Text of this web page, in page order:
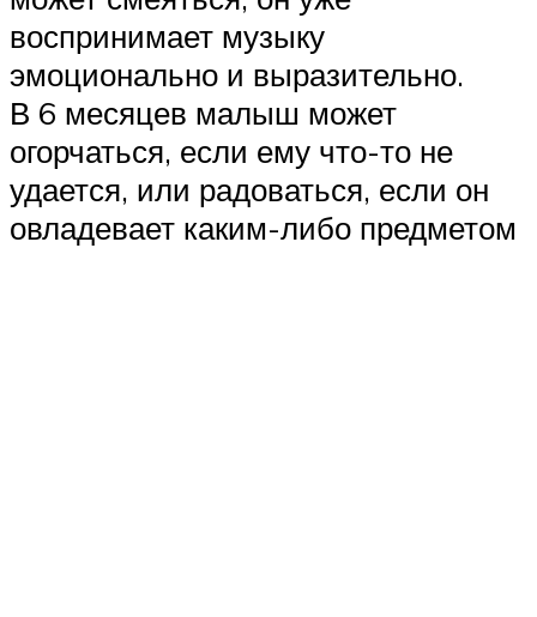
воспринимает музыку
эмоционально и выразительно.
В 6 месяцев малыш может
огорчаться, если ему что-то не
удается, или радоваться, если он
овладевает каким-либо предметом